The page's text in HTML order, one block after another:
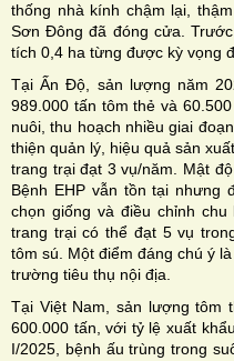
thống nhà kính chậm lại,
Sơn Đông đã đóng cửa.
tích 0,4 ha từng được kỳ vọng
Tại Ấn Độ, sản lượng năm
989.000 tấn tôm thẻ và
nuôi, thu hoạch nhiều giai
thiện quản lý, hiệu quả sản
trang trại đạt 3 vụ/năm. Mật
Bệnh EHP vẫn tồn tại
chọn giống và điều chỉnh
trang trại có thể đạt 5 vụ
tôm sú. Một điểm đáng chú ý
trường tiêu thụ nội địa.
Tại Việt Nam, sản lượng tôm
600.000 tấn, với tỷ lệ xuất
I/2025, bệnh ấu trùng trong